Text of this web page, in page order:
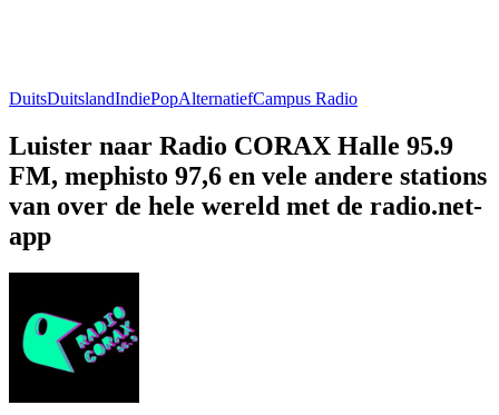
DuitsDuitslandIndiePopAlternatiefCampus Radio
Luister naar Radio CORAX Halle 95.9
FM, mephisto 97,6 en vele andere stations
van over de hele wereld met de radio.net-
app